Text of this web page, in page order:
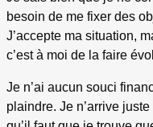
besoin de me fixer des
J’accepte ma situation,
c’est à moi de la faire
Je n’ai aucun souci
plaindre. Je n’arrive